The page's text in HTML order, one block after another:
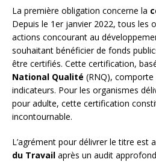
La première obligation concerne la
Depuis le 1er janvier 2022, tous les
actions concourant au
souhaitant bénéficier de fonds
être certifiés. Cette certification,
National Qualité (RNQ),
indicateurs. Pour les organismes
pour adulte, cette certification
incontournable.
L’agrément pour délivrer le titre est
du Travail après un audit